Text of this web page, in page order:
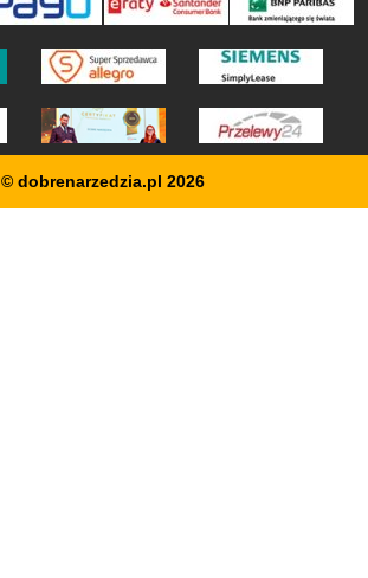
© dobrenarzedzia.pl 2026